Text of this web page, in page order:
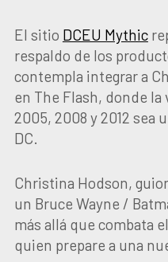
El sitio DCEU Mythic
respaldo de los
contempla integrar a
en The Flash, donde
2005, 2008 y 2012 sea
DC.
Christina Hodson,
un Bruce Wayne /
más allá que combata
quien prepare a una